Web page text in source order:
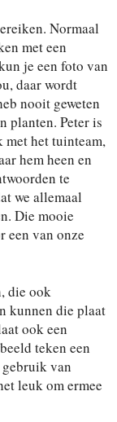
Normaal
met een
je een foto van
daar wordt
nooit geweten
planten. Peter is
met het tuinteam,
hem heen en
te
we allemaal
Die mooie
een van onze
die ook
kunnen die plaat
ook een
teken een
van
leuk om ermee